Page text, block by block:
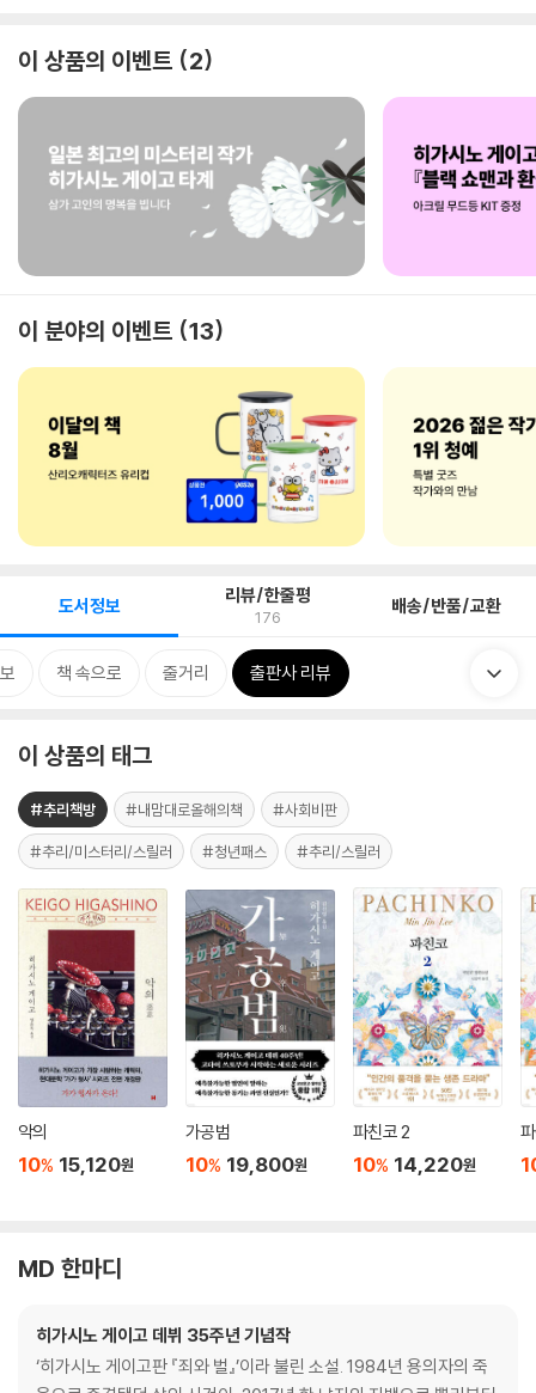
이 상품의 이벤트 2
이 분야의 이벤트 13
도서정보 리뷰/한줄평
176 배송/반품/교환
책 속으로 줄거리 출판사 리뷰
이 상품의 태그
#추리책방 #내맘대로올해의책 #사회비판
#추리/미스터리/스릴러 #청년패스 #추리/스릴러
악의
10% 15,120원
가공범
10% 19,800원
파친코 2
10% 14,220원
MD 한마디
히가시노 게이고 데뷔 35주년 기념작
‘히가시노 게이고판 『죄와 벌』’이라 불린 소설. 1984년 용의자의 죽